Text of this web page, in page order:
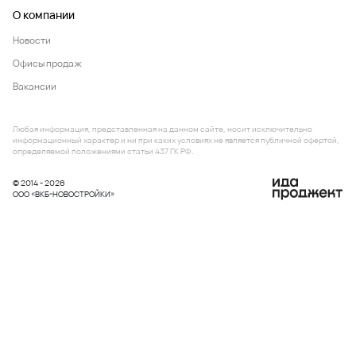
О компании
Новости
Офисы продаж
Вакансии
© 2014 - 2026
ООО «ВКБ-НОВОСТРОЙКИ»
Любая информация, представленная на данном сайте, носит исключительно
информационный характер и ни при каких условиях не является публичной офертой,
определяемой положениями статьи 437 ГК РФ.